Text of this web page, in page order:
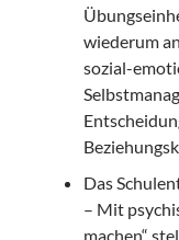
wiederum
sozial-
Das
– Mit
machen“